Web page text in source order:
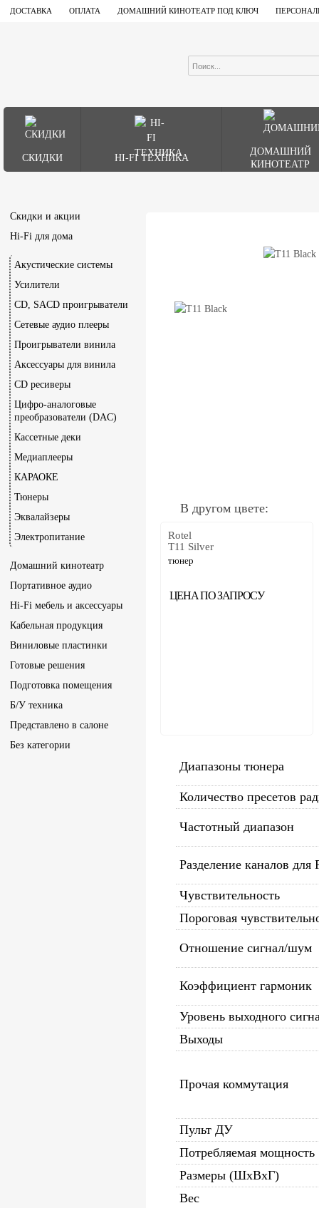
ДОСТАВКА ОПЛАТА ДОМАШНИЙ КИНОТЕАТР ПОД КЛЮЧ
СКИДКИ HI-FI ТЕХНИКА
ДОМАШНИЙ
КИНОТЕАТР
Скидки и акции
Hi-Fi для дома
Акустические системы
Усилители
CD, SACD проигрыватели
Сетевые аудио плееры
Проигрыватели винила
Аксессуары для винила
CD ресиверы
Цифро-аналоговые
преобразователи (DAC)
Кассетные деки
Медиаплееры
КАРАОКЕ
Тюнеры
Эквалайзеры
Электропитание
Домашний кинотеатр
Портативное аудио
Hi-Fi мебель и аксессуары
Кабельная продукция
Виниловые пластинки
Готовые решения
Подготовка помещения
Б/У техника
Представлено в салоне
Без категории
В другом цвете:
Rotel
T11 Silver
тюнер
ЦЕНА ПО ЗАПРОСУ
Диапазоны тюнера
Количество пресетов
Частотный диапазон
Разделение каналов для
Чувствительность
Пороговая
Отношение сигнал/шум
Коэффициент гармоник
Уровень выходного
Выходы
Прочая коммутация
Пульт ДУ
Потребляемая мощность
Размеры (ШхВхГ)
Вес